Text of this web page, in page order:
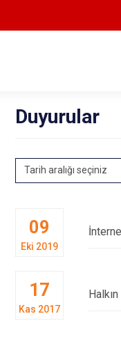
Duyurular
Tarih aralığı seçiniz
09
Eki 2019
17
Kas 2017